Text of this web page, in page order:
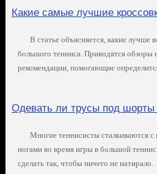
В статье объясняется, какие лучше
большого тенниса. Приводятся обзоры
рекомендации, помогающие
Многие теннисисты сталкиваются
ногами во время игры в большой
сделать так, чтобы ничего не натирало.